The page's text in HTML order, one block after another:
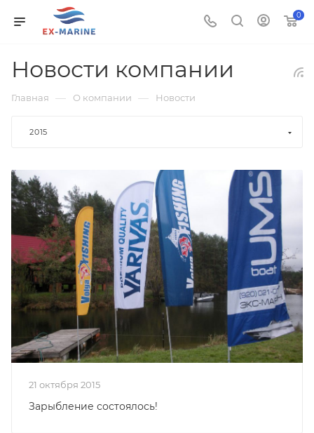
0
Новости компании
Главная — О компании — Новости
2015
21 октября 2015
Зарыбление состоялось!